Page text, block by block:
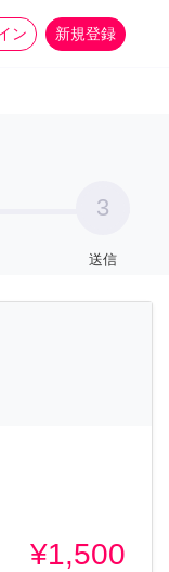
ン 新規登録
more_horiz
3
送信
¥1,500